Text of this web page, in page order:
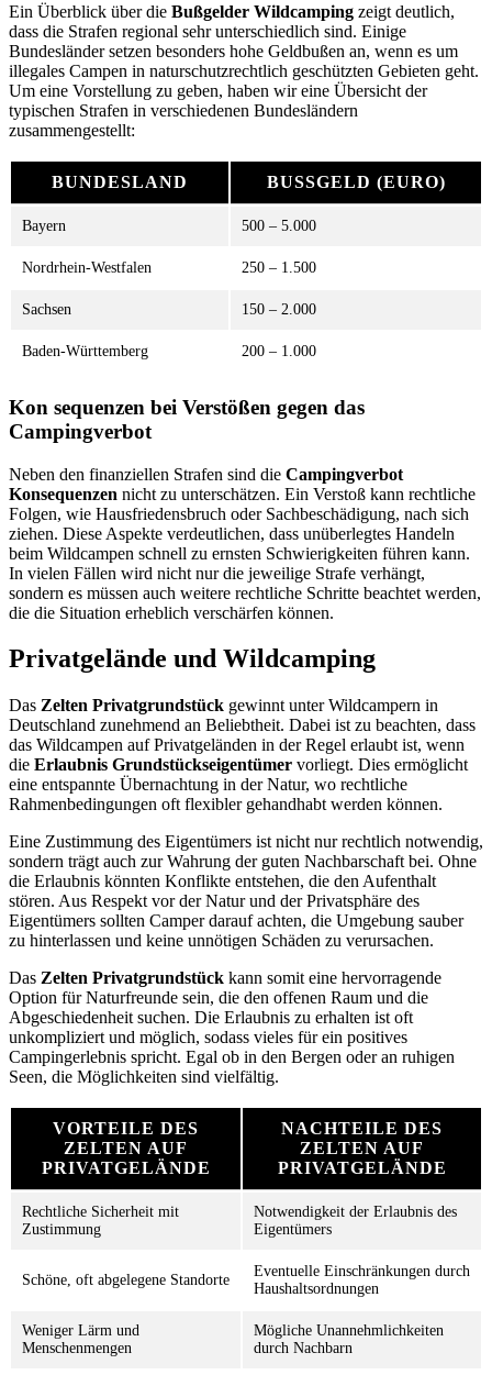
Ein Überblick über die Bußgelder Wildcamping zeigt deutlich,
dass die Strafen regional sehr unterschiedlich sind. Einige
Bundesländer setzen besonders hohe Geldbußen an, wenn es um
illegales Campen in naturschutzrechtlich geschützten Gebieten geht.
Um eine Vorstellung zu geben, haben wir eine Übersicht der
typischen Strafen in verschiedenen Bundesländern
zusammengestellt:
BUNDESLAND BUSSGELD (EURO)
Bayern 500 – 5.000
Nordrhein-Westfalen 250 – 1.500
Sachsen 150 – 2.000
Baden-Württemberg 200 – 1.000
Kon sequenzen bei Verstößen gegen das
Campingverbot
Neben den finanziellen Strafen sind die Campingverbot
Konsequenzen nicht zu unterschätzen. Ein Verstoß kann rechtliche
Folgen, wie Hausfriedensbruch oder Sachbeschädigung, nach sich
ziehen. Diese Aspekte verdeutlichen, dass unüberlegtes Handeln
beim Wildcampen schnell zu ernsten Schwierigkeiten führen kann.
In vielen Fällen wird nicht nur die jeweilige Strafe verhängt,
sondern es müssen auch weitere rechtliche Schritte beachtet werden,
die die Situation erheblich verschärfen können.
Privatgelände und Wildcamping
Das Zelten Privatgrundstück gewinnt unter Wildcampern in
Deutschland zunehmend an Beliebtheit. Dabei ist zu beachten, dass
das Wildcampen auf Privatgeländen in der Regel erlaubt ist, wenn
die Erlaubnis Grundstückseigentümer vorliegt. Dies ermöglicht
eine entspannte Übernachtung in der Natur, wo rechtliche
Rahmenbedingungen oft flexibler gehandhabt werden können.
Eine Zustimmung des Eigentümers ist nicht nur rechtlich notwendig,
sondern trägt auch zur Wahrung der guten Nachbarschaft bei. Ohne
die Erlaubnis könnten Konflikte entstehen, die den Aufenthalt
stören. Aus Respekt vor der Natur und der Privatsphäre des
Eigentümers sollten Camper darauf achten, die Umgebung sauber
zu hinterlassen und keine unnötigen Schäden zu verursachen.
Das Zelten Privatgrundstück kann somit eine hervorragende
Option für Naturfreunde sein, die den offenen Raum und die
Abgeschiedenheit suchen. Die Erlaubnis zu erhalten ist oft
unkompliziert und möglich, sodass vieles für ein positives
Campingerlebnis spricht. Egal ob in den Bergen oder an ruhigen
Seen, die Möglichkeiten sind vielfältig.
VORTEILE DES
ZELTEN AUF
PRIVATGELÄNDE
NACHTEILE DES
ZELTEN AUF
PRIVATGELÄNDE
Rechtliche Sicherheit mit
Zustimmung
Notwendigkeit der Erlaubnis des
Eigentümers
Schöne, oft abgelegene Standorte
Eventuelle Einschränkungen durch
Haushaltsordnungen
Weniger Lärm und
Menschenmengen
Mögliche Unannehmlichkeiten
durch Nachbarn